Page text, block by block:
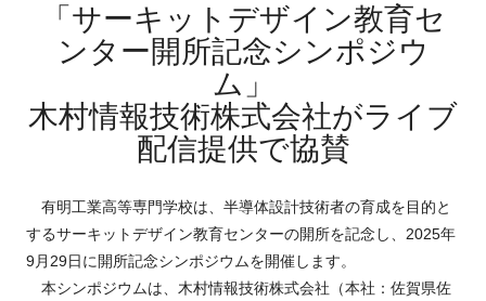
「サーキットデザイン教育セ
ンター開所記念シンポジウ
ム」
木村情報技術株式会社がライブ
配信提供で協賛
有明工業高等専門学校は、半導体設計技術者の育成を目的と
するサーキットデザイン教育センターの開所を記念し、2025年
9月29日に開所記念シンポジウムを開催します。
本シンポジウムは、木村情報技術株式会社（本社：佐賀県佐